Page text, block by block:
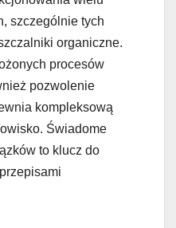
szczególnie tych
organiczne.
procesów
pozwolenie
kompleksową
Świadome
to klucz do